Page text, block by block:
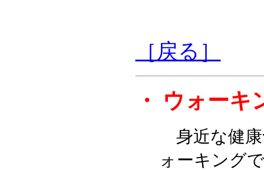
［戻る］
・ ウォーキ
身近な健康
ォーキング